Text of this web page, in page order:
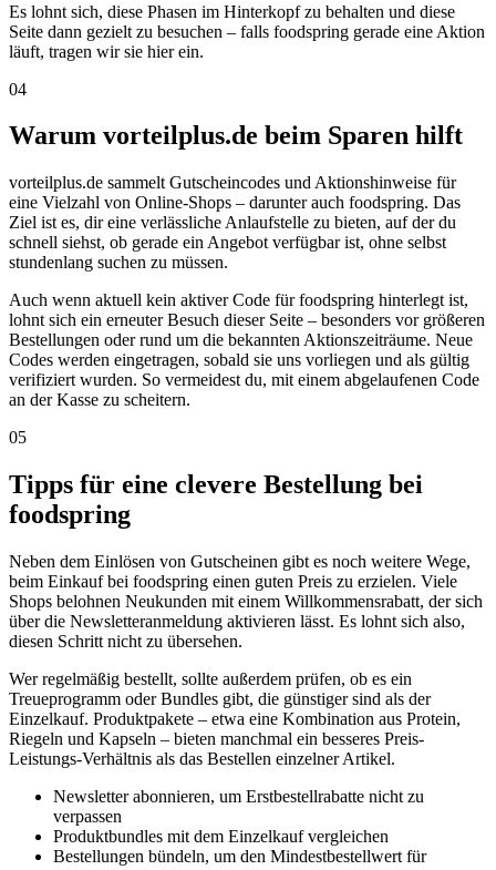
Es lohnt sich, diese Phasen im Hinterkopf zu behalten und diese
Seite dann gezielt zu besuchen – falls foodspring gerade eine Aktion
läuft, tragen wir sie hier ein.
04
Warum vorteilplus.de beim Sparen hilft
vorteilplus.de sammelt Gutscheincodes und Aktionshinweise für
eine Vielzahl von Online-Shops – darunter auch foodspring. Das
Ziel ist es, dir eine verlässliche Anlaufstelle zu bieten, auf der du
schnell siehst, ob gerade ein Angebot verfügbar ist, ohne selbst
stundenlang suchen zu müssen.
Auch wenn aktuell kein aktiver Code für foodspring hinterlegt ist,
lohnt sich ein erneuter Besuch dieser Seite – besonders vor größeren
Bestellungen oder rund um die bekannten Aktionszeiträume. Neue
Codes werden eingetragen, sobald sie uns vorliegen und als gültig
verifiziert wurden. So vermeidest du, mit einem abgelaufenen Code
an der Kasse zu scheitern.
05
Tipps für eine clevere Bestellung bei
foodspring
Neben dem Einlösen von Gutscheinen gibt es noch weitere Wege,
beim Einkauf bei foodspring einen guten Preis zu erzielen. Viele
Shops belohnen Neukunden mit einem Willkommensrabatt, der sich
über die Newsletteranmeldung aktivieren lässt. Es lohnt sich also,
diesen Schritt nicht zu übersehen.
Wer regelmäßig bestellt, sollte außerdem prüfen, ob es ein
Treueprogramm oder Bundles gibt, die günstiger sind als der
Einzelkauf. Produktpakete – etwa eine Kombination aus Protein,
Riegeln und Kapseln – bieten manchmal ein besseres Preis-
Leistungs-Verhältnis als das Bestellen einzelner Artikel.
Newsletter abonnieren, um Erstbestellrabatte nicht zu
verpassen
Produktbundles mit dem Einzelkauf vergleichen
Bestellungen bündeln, um den Mindestbestellwert für